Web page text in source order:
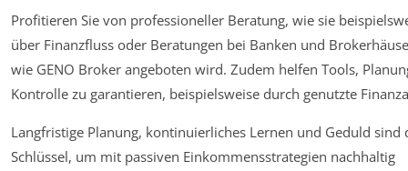
Profitieren Sie von professioneller Beratung, wie sie
über Finanzfluss oder Beratungen bei Banken und
wie GENO Broker angeboten wird. Zudem helfen Tools,
Kontrolle zu garantieren, beispielsweise durch genutzte
Langfristige Planung, kontinuierliches Lernen und Geduld sind
Schlüssel, um mit passiven Einkommensstrategien nachhaltig